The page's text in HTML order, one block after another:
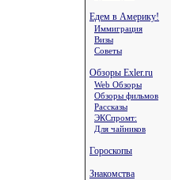
Едем в Америку!
Иммиграция
Визы
Советы
Обзоры Exler.ru
Web Обзоры
Обзоры фильмов
Рассказы
ЭКСпромт:
Для чайников
Гороскопы
Знакомства